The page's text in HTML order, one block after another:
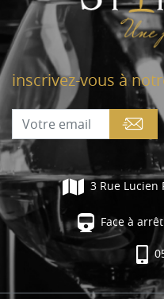
inscrivez-vous à
3 Rue Lucien
Face à